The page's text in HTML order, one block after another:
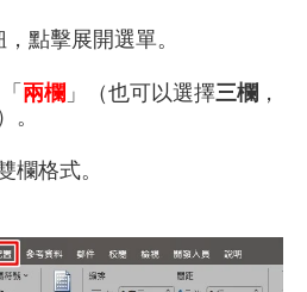
，點擊展開選單。
兩欄 」（也可以選擇三欄 ，
。
欄格式。